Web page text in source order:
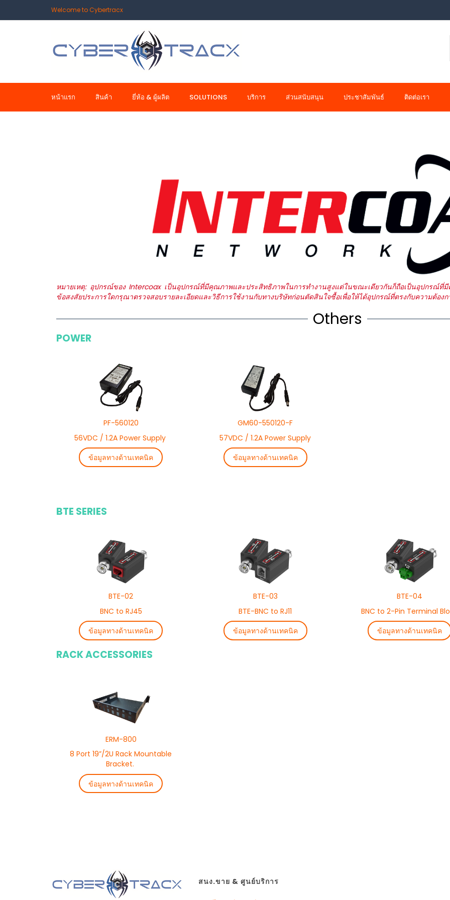
Welcome to Cybertracx
หน้าแรก สินค้า ยี่ห้อ & ผู้ผลิต SOLUTIONS บริการ ส่วนสนับสนุน ประชาสัมพันธ์ ติดต่อเรา
หมายเหตุ: อุปกรณ์ของ Intercoax เป็นอุปกรณ์ที่มีคุณภาพและประสิทธิภาพในการทำงานสูงแต่ในขณะเดียวกันก็ถือเป็นอุปกรณ์ที่
ข้อสงสัยประการใดกรุณาตรวจสอบรายละเอียดและวิธีการใช้งานกับทางบริษัทก่อนตัดสินใจซื้อเพื่อให้ได้อุปกรณ์ที่ตรงกับความต้อง
Others
POWER
PF-560120
56VDC / 1.2A Power Supply
ข้อมูลทางด้านเทคนิค
GM60-550120-F
57VDC / 1.2A Power Supply
ข้อมูลทางด้านเทคนิค
BTE SERIES
BTE-02
BNC to RJ45
ข้อมูลทางด้านเทคนิค
BTE-03
BTE-BNC to RJ11
ข้อมูลทางด้านเทคนิค
BTE-04
BNC to 2-Pin Terminal
ข้อมูลทางด้านเทคนิค
RACK ACCESSORIES
ERM-800
8 Port 19”/2U Rack Mountable
Bracket.
ข้อมูลทางด้านเทคนิค
สนง.ขาย & ศูนย์บริการ